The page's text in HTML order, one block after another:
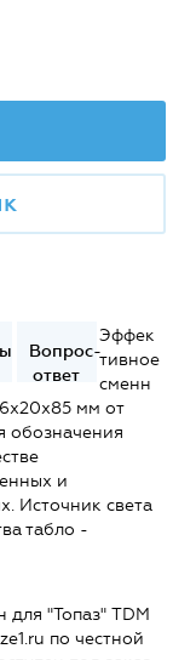
Вопрос-
ответ
Эффек
тивное
сменн
мм от
обозначения
и
Источник света
табло -
"Топаз" TDM
по честной